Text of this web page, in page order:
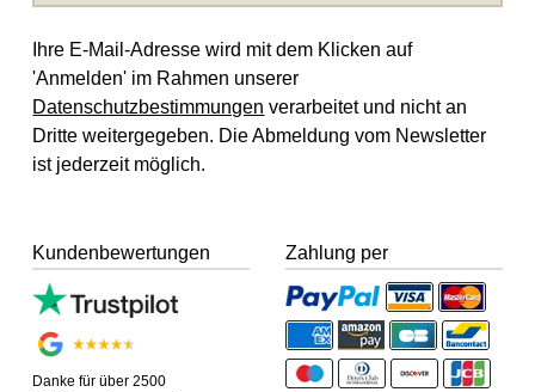
Ihre E-Mail-Adresse wird mit dem Klicken auf
'Anmelden' im Rahmen unserer
Datenschutzbestimmungen verarbeitet und nicht an
Dritte weitergegeben. Die Abmeldung vom Newsletter
ist jederzeit möglich.
Kundenbewertungen
Danke für über 2500
Zahlung per